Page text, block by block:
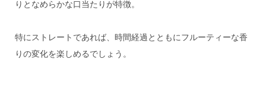
りとなめらかな口当たりが特徴。
特にストレートであれば、時間経過とともにフルーティーな香
りの変化を楽しめるでしょう。